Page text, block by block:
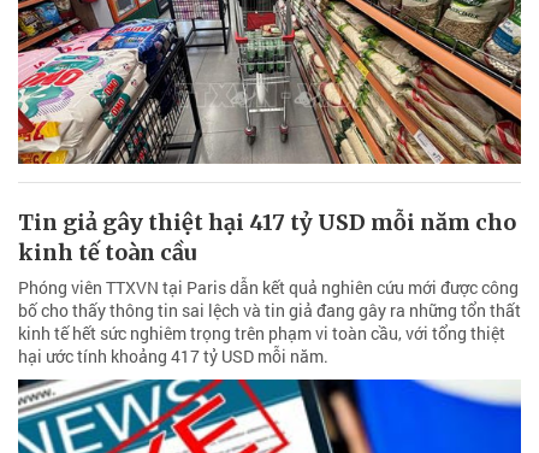
Tin giả gây thiệt hại 417 tỷ USD mỗi năm cho
kinh tế toàn cầu
Phóng viên TTXVN tại Paris dẫn kết quả nghiên cứu mới được công
bố cho thấy thông tin sai lệch và tin giả đang gây ra những tổn thất
kinh tế hết sức nghiêm trọng trên phạm vi toàn cầu, với tổng thiệt
hại ước tính khoảng 417 tỷ USD mỗi năm.